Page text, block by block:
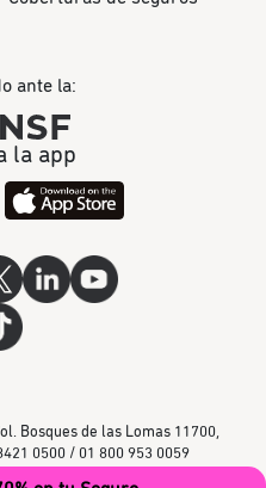
ante la:
la app
Bosques de las Lomas 11700,
0500 / 01 800 953 0059